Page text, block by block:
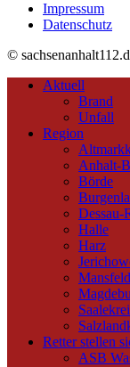
Impressum
Datenschutz
©
Aktuell
Brand
Unfall
Region
Anhalt-
Börde
Dessau-
Halle
Harz
Retter stellen
ASB